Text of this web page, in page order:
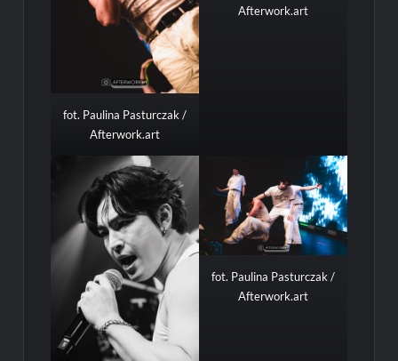
fot. Paulina Pasturczak /
Afterwork.art
Afterwork.art
fot. Paulina Pasturczak /
Afterwork.art